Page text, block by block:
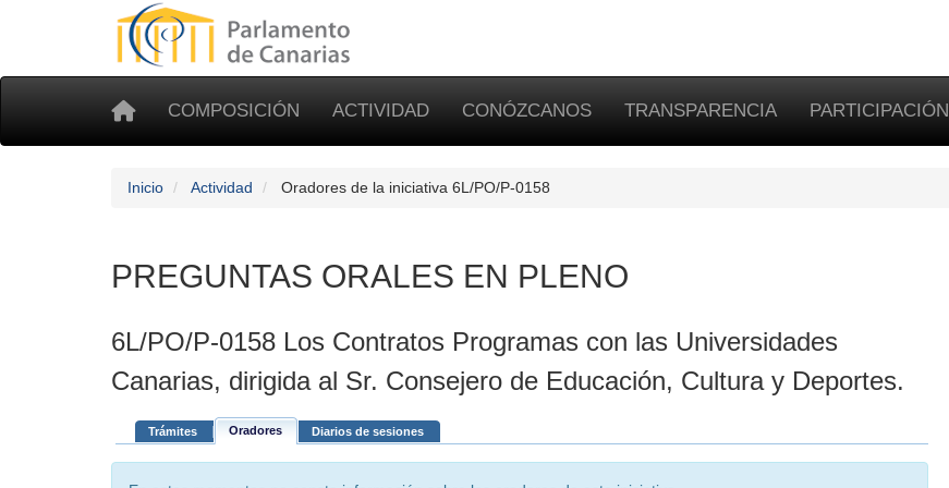
COMPOSICIÓN ACTIVIDAD CONÓZCANOS TRANSPARENCIA PARTICIPACIÓN
Inicio Actividad Oradores de la iniciativa 6L/PO/P-0158
PREGUNTAS ORALES EN PLENO
6L/PO/P-0158 Los Contratos Programas con las Universidades
Canarias, dirigida al Sr. Consejero de Educación, Cultura y Deportes.
Trámites Oradores Diarios de sesiones